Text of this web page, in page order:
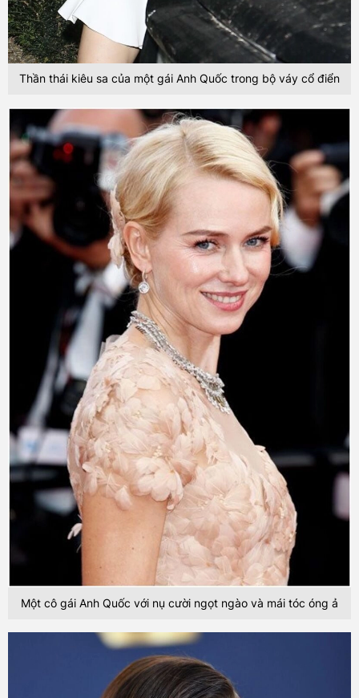
Thần thái kiêu sa của một gái Anh Quốc trong bộ váy cổ điển
Một cô gái Anh Quốc với nụ cười ngọt ngào và mái tóc óng ả